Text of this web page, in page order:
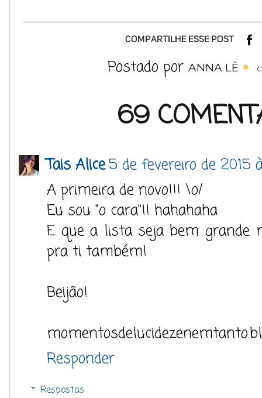
Postado por ANNA LÊ
69
Tais Alice5 de fevereiro de 2015
A primeira de novo!!! \o/
Eu sou "o cara"!! hahahaha
E que a lista seja bem grande
pra ti também!
Beijão!
Responder
Respostas